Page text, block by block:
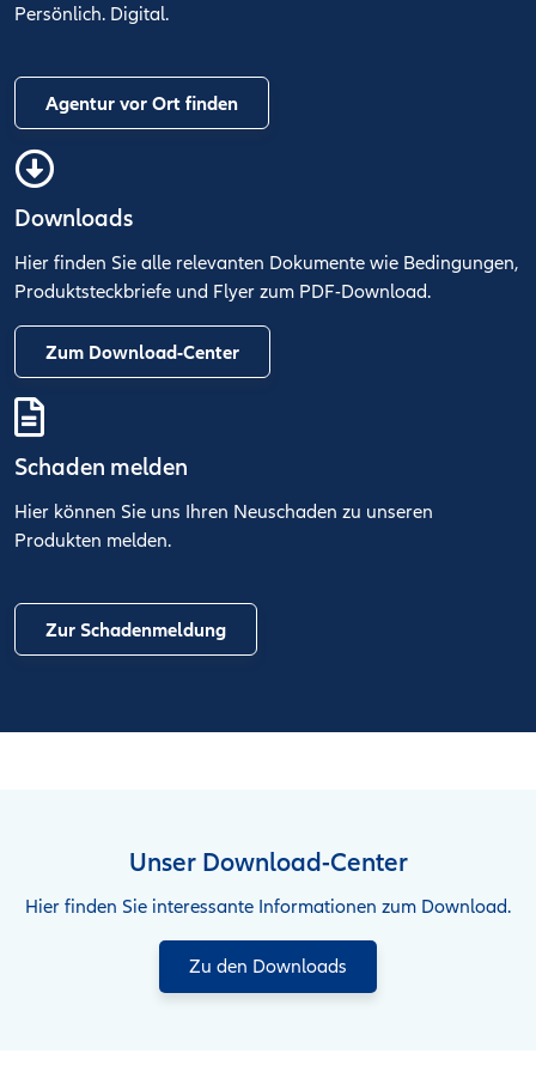
Persönlich. Digital.
Agentur vor Ort finden
Downloads
Hier finden Sie alle relevanten Dokumente wie Bedingungen,
Produktsteckbriefe und Flyer zum PDF-Download.
Zum Download-Center
Schaden melden
Hier können Sie uns Ihren Neuschaden zu unseren
Produkten melden.
Zur Schadenmeldung
Unser Download-Center
Hier finden Sie interessante Informationen zum Download.
Zu den Downloads